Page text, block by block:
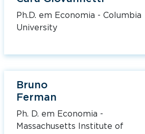
Ph.D. em Economia - Columbia
University
Bruno
Ferman
Ph. D. em Economia -
Massachusetts Institute of